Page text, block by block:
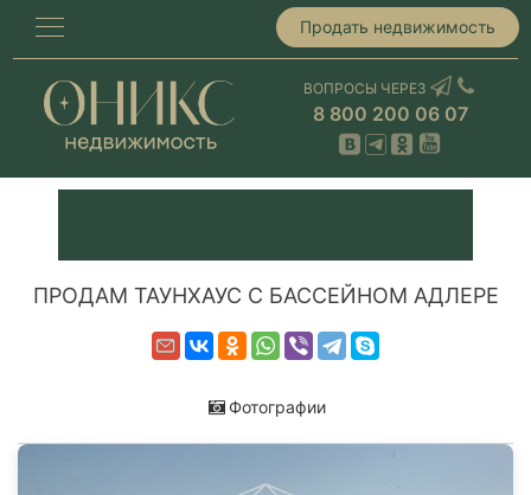
Продать недвижимость
ВОПРОСЫ ЧЕРЕЗ
8 800 200 06 07
ПРОДАМ ТАУНХАУС С БАССЕЙНОМ АДЛЕРЕ
Фотографии